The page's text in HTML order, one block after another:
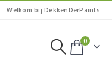
Welkom bij DekkenDerPaints
0